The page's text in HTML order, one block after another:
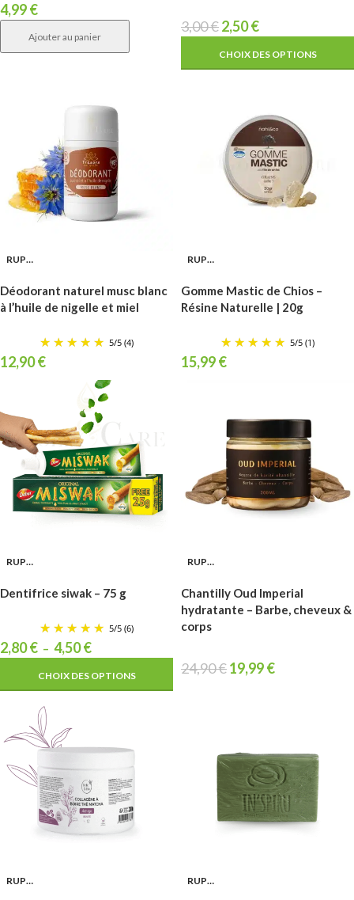
4,99€
Ajouter au panier
3,00€2,50€
CHOIX DES OPTIONS
RUPTURE
Déodorant naturel musc blanc
à l’huile de nigelle et miel
5/5 (4)
12,90€
RUPTURE
Gomme Mastic de Chios –
Résine Naturelle | 20g
5/5 (1)
15,99€
RUPTURE
Dentifrice siwak – 75 g
5/5 (6)
2,80€ – 4,50€
CHOIX DES OPTIONS
RUPTURE
Chantilly Oud Imperial
hydratante – Barbe, cheveux &
corps
24,90€19,99€
RUPTURE RUPTURE